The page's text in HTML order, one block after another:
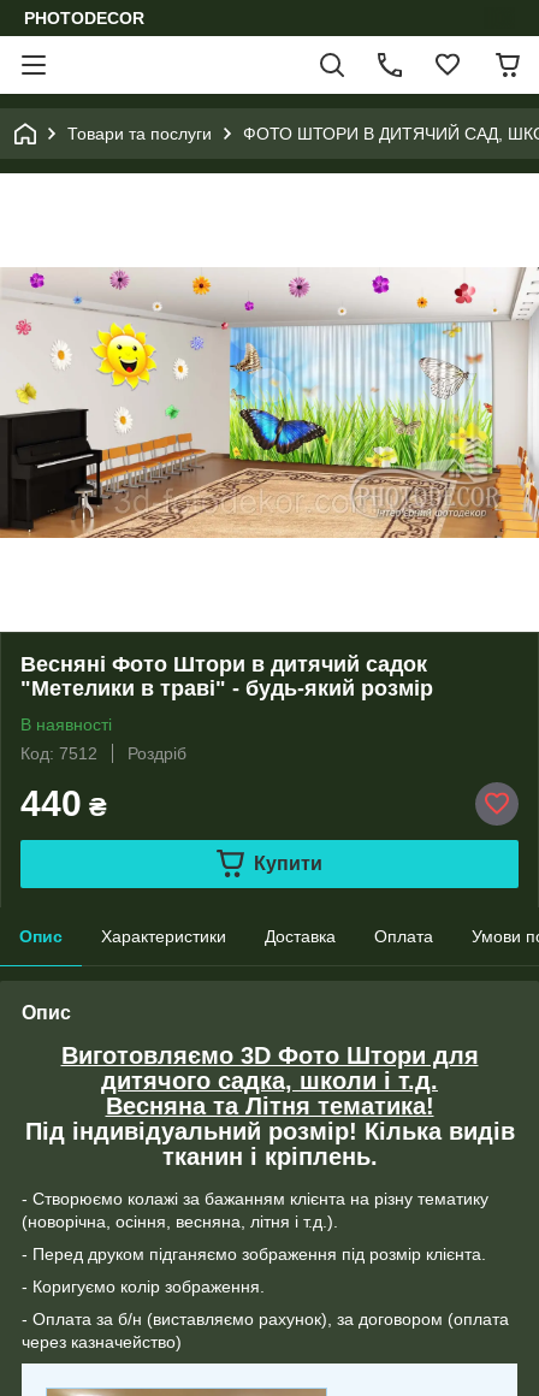
PHOTODECOR
Товари та послуги ФОТО ШТОРИ В ДИТЯЧИЙ САД,
Весняні Фото Штори в дитячий садок
"Метелики в траві" - будь-який розмір
В наявності
Код: 7512
Роздріб
440 ₴
Купити
Опис Характеристики Доставка Оплата Умови
Опис
Виготовляємо 3D Фото Штори для
дитячого садка, школи і т.д.
Весняна та Літня тематика!
Під індивідуальний розмір! Кілька видів
тканин і кріплень.
- Створюємо колажі за бажанням клієнта на різну тематику
(новорічна, осіння, весняна, літня і т.д.).
- Перед друком підганяємо зображення під розмір клієнта.
- Коригуємо колір зображення.
- Оплата за б/н (виставляємо рахунок), за договором (оплата
через казначейство)